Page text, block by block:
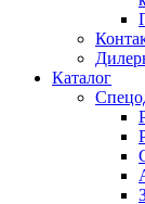
Каталог